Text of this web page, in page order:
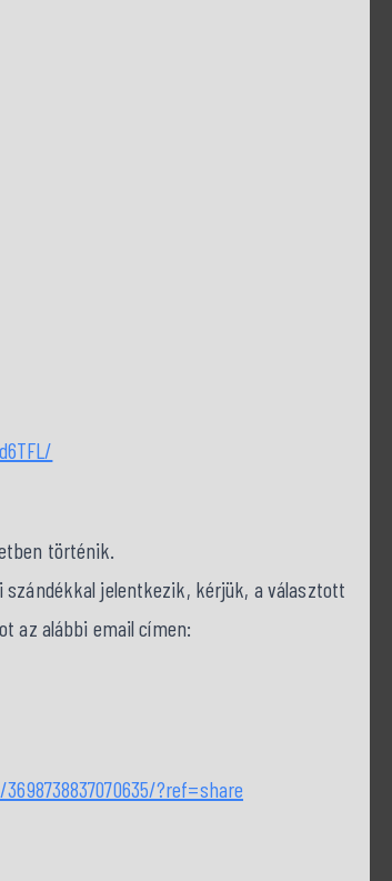
történik.
szándékkal jelentkezik, kérjük, a választott
az alábbi email címen:
?ref=share